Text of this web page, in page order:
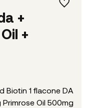
+
+
Biotin 1 flacone DA
Oil 500mg